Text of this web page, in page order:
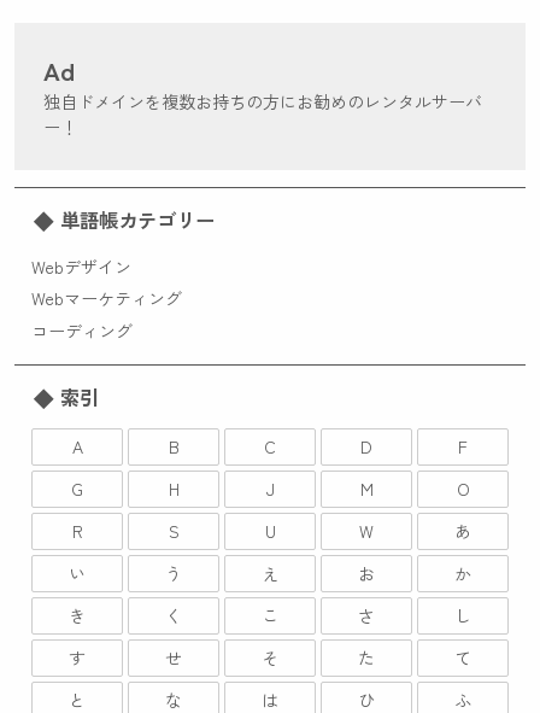
Ad
独自ドメインを複数お持ちの方にお勧めのレンタルサーバ
ー！
単語帳カテゴリー
Webデザイン
Webマーケティング
コーディング
索引
A B C D
F
G
H J M
O
R
S U W
あ
い
う え お
か
き
く こ さ
し
す
せ そ た
て
と
な は ひ
ふ